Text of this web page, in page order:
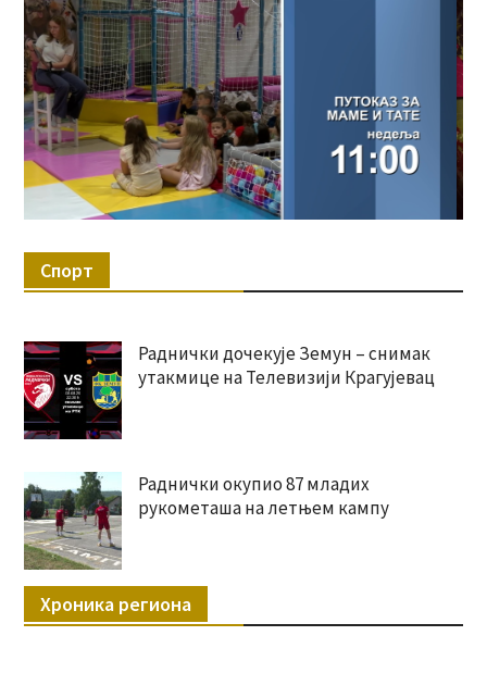
Спорт
Раднички дочекује Земун – снимак
утакмице на Телевизији Крагујевац
Раднички окупио 87 младих
рукометаша на летњем кампу
Хроника региона